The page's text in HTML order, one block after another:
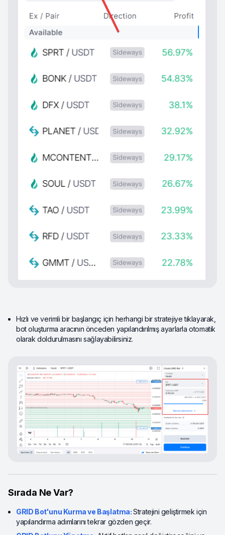
Hızlı ve verimli bir başlangıç için herhangi bir stratejiye tıklayarak,
bot oluşturma aracının önceden yapılandırılmış ayarlarla otomatik
olarak doldurulmasını sağlayabilirsiniz.
Sırada Ne Var?
GRID Bot'unu Kurma ve Başlatma:Stratejini geliştirmek için
yapılandırma adımlarını tekrar gözden geçir.